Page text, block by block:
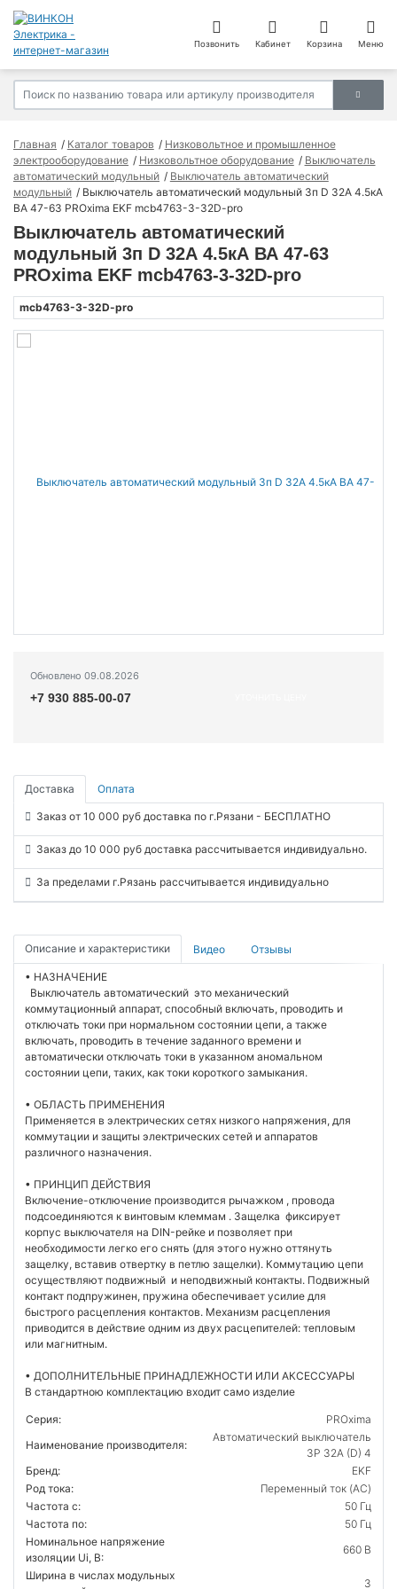
Позвонить Кабинет Корзина Меню
Главная Каталог товаров
Низковольтное и промышленное
электрооборудование
Низковольтное оборудование
Выключатель
автоматический модульный
Выключатель автоматический
модульный
Выключатель автоматический модульный 3п D 32А 4.5кА
ВА 47-63 PROxima EKF mcb4763-3-32D-pro
Выключатель автоматический
модульный 3п D 32А 4.5кА ВА 47-63
PROxima EKF mcb4763-3-32D-pro
mcb4763-3-32D-pro
Обновлено 09.08.2026
+7 930 885-00-07
Доставка Оплата
Заказ от 10 000 руб доставка по г.Рязани - БЕСПЛАТНО
Заказ до 10 000 руб доставка рассчитывается индивидуально.
За пределами г.Рязань рассчитывается индивидуально
Описание и характеристики Видео Отзывы
• НАЗНАЧЕНИЕ
Выключатель автоматический это механический
коммутационный аппарат, способный включать, проводить и
отключать токи при нормальном состоянии цепи, а также
включать, проводить в течение заданного времени и
автоматически отключать токи в указанном аномальном
состоянии цепи, таких, как токи короткого замыкания.
• ОБЛАСТЬ ПРИМЕНЕНИЯ
Применяется в электрических сетях низкого напряжения, для
коммутации и защиты электрических сетей и аппаратов
различного назначения.
• ПРИНЦИП ДЕЙСТВИЯ
Включение-отключение производится рычажком , провода
подсоединяются к винтовым клеммам . Защелка фиксирует
корпус выключателя на DIN-рейке и позволяет при
необходимости легко его снять (для этого нужно оттянуть
защелку, вставив отвертку в петлю защелки). Коммутацию цепи
осуществляют подвижный и неподвижный контакты. Подвижный
контакт подпружинен, пружина обеспечивает усилие для
быстрого расцепления контактов. Механизм расцепления
приводится в действие одним из двух расцепителей: тепловым
или магнитным.
• ДОПОЛНИТЕЛЬНЫЕ ПРИНАДЛЕЖНОСТИ ИЛИ АКСЕССУАРЫ
В стандартною комплектацию входит само изделие
Серия:
PROxima
Наименование производителя:
Автоматический выключатель
3P 32А (D) 4
Бренд:
EKF
Род тока:
Переменный ток (AC)
Частота с:
50 Гц
Частота по:
50 Гц
Номинальное напряжение
изоляции Ui, В:
660 В
Ширина в числах модульных
3